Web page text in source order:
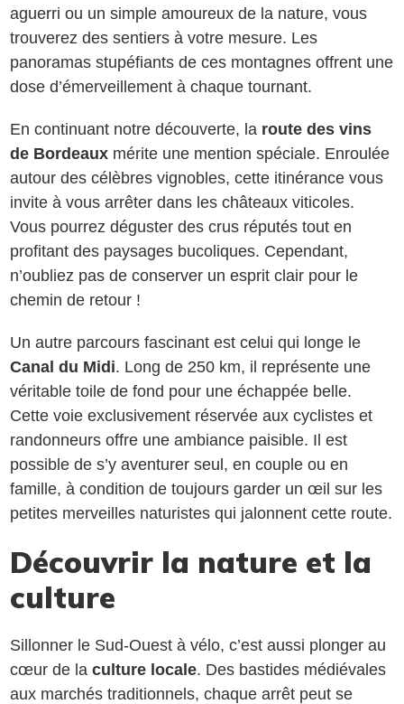
aguerri ou un simple amoureux de la nature, vous
trouverez des sentiers à votre mesure. Les
panoramas stupéfiants de ces montagnes offrent une
dose d’émerveillement à chaque tournant.
En continuant notre découverte, la route des vins
de Bordeaux mérite une mention spéciale. Enroulée
autour des célèbres vignobles, cette itinérance vous
invite à vous arrêter dans les châteaux viticoles.
Vous pourrez déguster des crus réputés tout en
profitant des paysages bucoliques. Cependant,
n’oubliez pas de conserver un esprit clair pour le
chemin de retour !
Un autre parcours fascinant est celui qui longe le
Canal du Midi. Long de 250 km, il représente une
véritable toile de fond pour une échappée belle.
Cette voie exclusivement réservée aux cyclistes et
randonneurs offre une ambiance paisible. Il est
possible de s’y aventurer seul, en couple ou en
famille, à condition de toujours garder un œil sur les
petites merveilles naturistes qui jalonnent cette route.
Découvrir la nature et la
culture
Sillonner le Sud-Ouest à vélo, c’est aussi plonger au
cœur de laculture locale. Des bastides médiévales
aux marchés traditionnels, chaque arrêt peut se